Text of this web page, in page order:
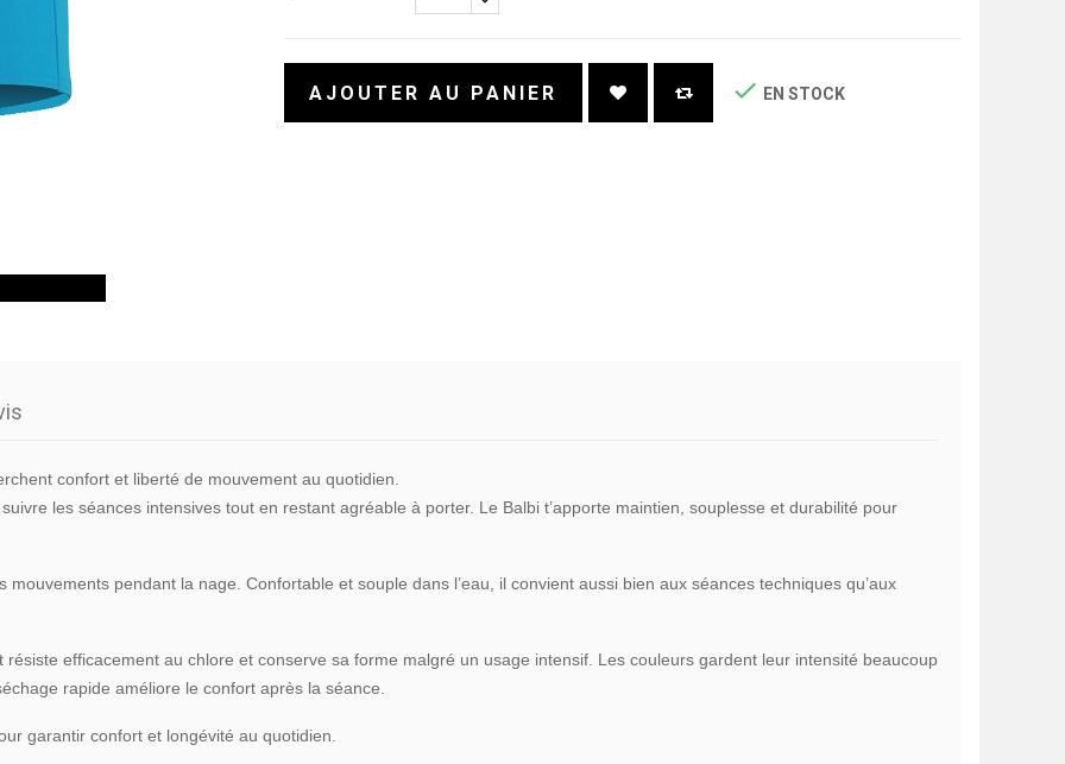
AJOUTER AU PANIER  EN STOCK
confort et liberté de mouvement au quotidien.
les séances intensives tout en restant agréable à porter. Le Balbi t’apporte maintien, souplesse et durabilité pour
pendant la nage. Confortable et souple dans l’eau, il convient aussi bien aux séances techniques qu’aux
efficacement au chlore et conserve sa forme malgré un usage intensif. Les couleurs gardent leur intensité beaucoup
rapide améliore le confort après la séance.
garantir confort et longévité au quotidien.